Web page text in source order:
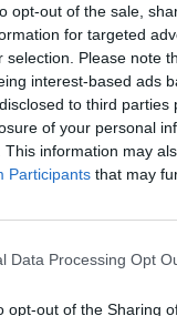
opt-out of the sale,
for targeted
selection. Please note
interest-based ads
to third
of your personal
This information may
Participants that may
Data Processing Opt
opt-out of the Sharing
de este circuito,
mejores
implicaría que
apuntan a
pádel se